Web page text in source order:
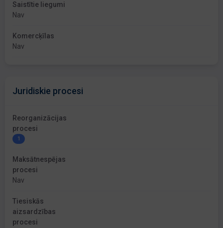
Saistītie liegumi
Nav
Komercķīlas
Nav
Juridiskie procesi
Reorganizācijas
procesi
1
Maksātnespējas
procesi
Nav
Tiesiskās
aizsardzības
procesi